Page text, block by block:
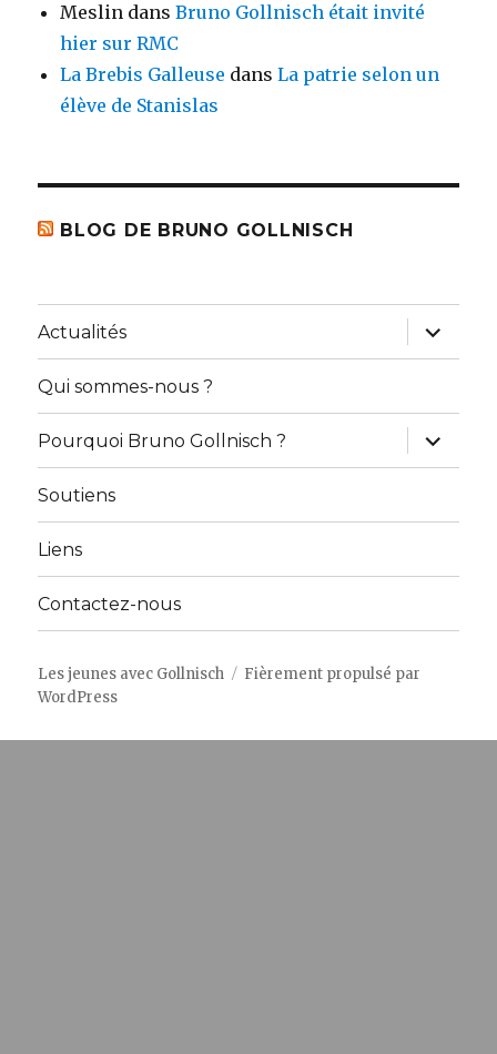
Meslin dansBruno Gollnisch était invité
hier sur RMC
La Brebis Galleuse dansLa patrie selon un
élève de Stanislas
BLOG DE BRUNO GOLLNISCH
Actualités
ouvrir
le
sous-
Qui sommes-nous ?
Pourquoi Bruno Gollnisch ?
ouvrir
le
sous-
Soutiens
Liens
Contactez-nous
Les jeunes avec Gollnisch
Fièrement propulsé par
WordPress